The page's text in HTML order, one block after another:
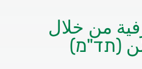
من خلال
(תד"מ)